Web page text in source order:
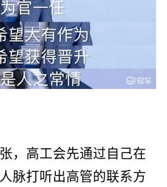
，高工会先通过自己在
脉打听出高管的联系方